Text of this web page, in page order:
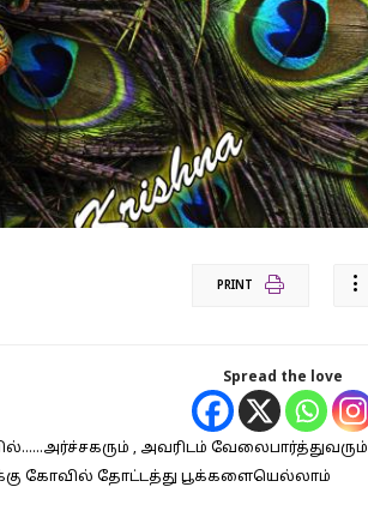
PRINT
Spread the love
, அவரிடம் வேலைபார்த்துவரும்
கோவில் தோட்டத்து பூக்களையெல்லாம்